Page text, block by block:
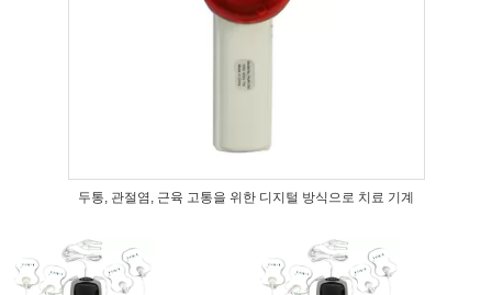
두통, 관절염, 근육 고통을 위한 디지털 방식으로 치료 기계